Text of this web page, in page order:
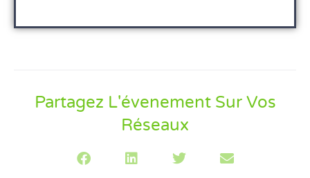
Partagez L'évenement Sur Vos
Réseaux